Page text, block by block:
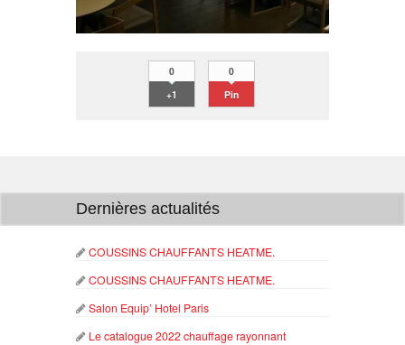
0
+1
0
Pin
Dernières actualités
COUSSINS CHAUFFANTS HEATME.
COUSSINS CHAUFFANTS HEATME.
Salon Equip’ Hotel Paris
Le catalogue 2022 chauffage rayonnant